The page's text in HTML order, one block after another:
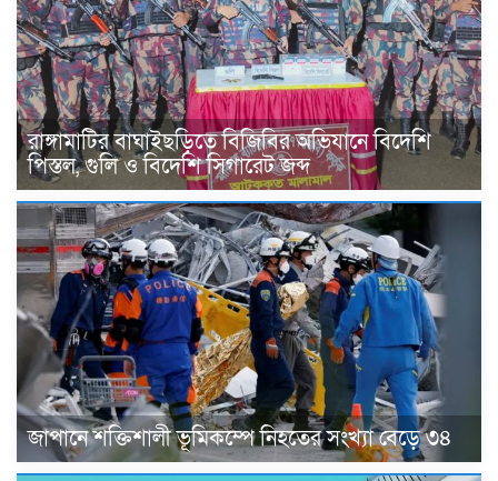
রাঙ্গামাটির বাঘাইছড়িতে বিজিবির অভিযানে বিদেশি
পিস্তল, গুলি ও বিদেশি সিগারেট জব্দ
জাপানে শক্তিশালী ভূমিকম্পে নিহতের সংখ্যা বেড়ে ৩৪